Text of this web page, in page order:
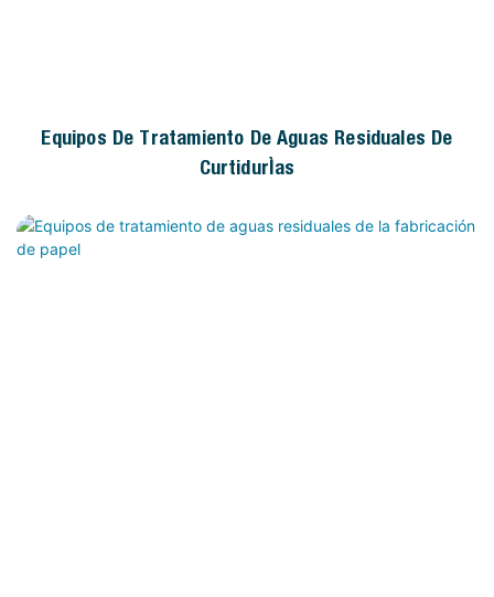
Equipos De Tratamiento De Aguas Residuales De
Curtidurías